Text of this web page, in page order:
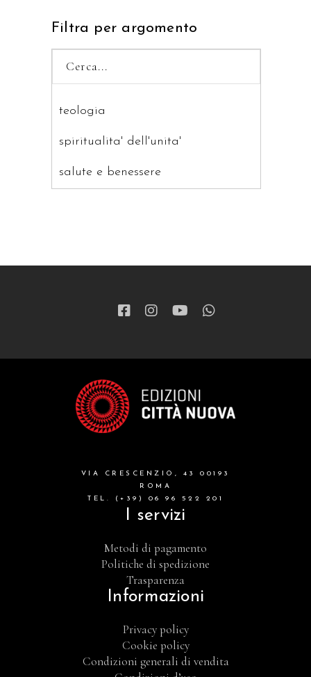
Filtra per argomento
teologia
spiritualita' dell'unita'
salute e benessere
patristica
grandi opere
formazione cristiana e liturgia
catalogo storico
attualita'
VIA CRESCENZIO, 43 00193
ROMA
TEL. (+39) 06 96 522 201
I servizi
Metodi di pagamento
Politiche di spedizione
Trasparenza
Informazioni
Privacy policy
Cookie policy
Condizioni generali di vendita